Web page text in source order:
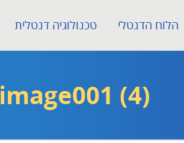
הלוח הדנטלי טכנולוגיה דנטלית
image001 (4)